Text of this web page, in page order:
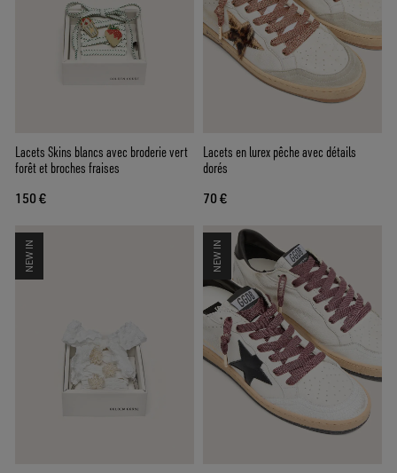
Lacets Skins blancs avec broderie vert
forêt et broches fraises
150 €
Lacets en lurex pêche avec détails
dorés
70 €
NEW IN NEW IN